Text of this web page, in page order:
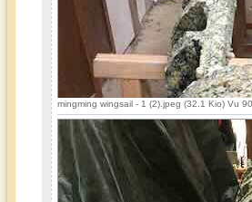
mingming wingsail - 1 (2).jpeg (32.1 Kio) Vu